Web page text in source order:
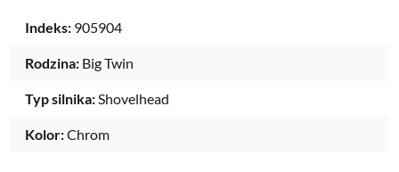
Indeks: 905904
Rodzina: Big Twin
Typ silnika:Shovelhead
Kolor:Chrom